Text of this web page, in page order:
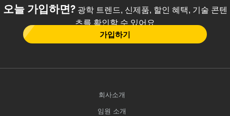
오늘 가입하면?광학 트렌드, 신제품, 할인 혜택, 기술 콘텐
츠를 확인할 수 있어요
가입하기
회사소개
임원 소개